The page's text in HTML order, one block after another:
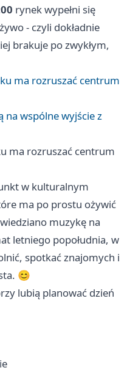
rynek wypełni się
- czyli dokładnie
brakuje po zwykłym,
ma rozruszać centrum
na wspólne wyjście z
ma rozruszać centrum
w kulturalnym
ma po prostu ożywić
muzykę na
letniego popołudnia, w
spotkać znajomych i
😊
lubią planować dzień